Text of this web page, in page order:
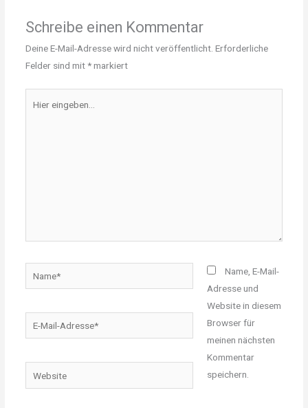
Schreibe einen Kommentar
Deine E-Mail-Adresse wird nicht veröffentlicht. Erforderliche
Felder sind mit*markiert
eingeben…
Mail-
Website
Name, E-Mail-
Adresse und
Website in diesem
Browser für
meinen nächsten
Kommentar
speichern.